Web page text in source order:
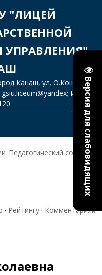
Версия для слабовидящих
"ЛИЦЕЙ
УПРАВЛЕНИЯ"
Канаш, ул. О.Кошевого,
gsiu.liceum@yandex; ИНН
состав
· Рейтингу · Комментариям